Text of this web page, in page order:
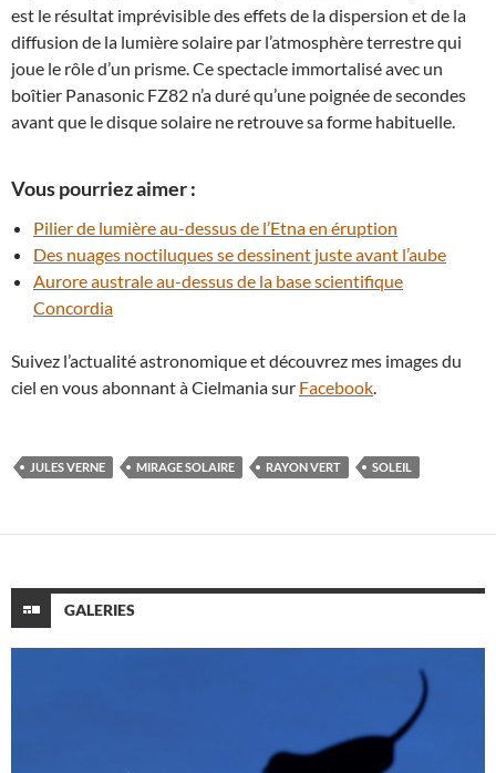
est le résultat imprévisible des effets de la dispersion et de la
diffusion de la lumière solaire par l’atmosphère terrestre qui
joue le rôle d’un prisme. Ce spectacle immortalisé avec un
boîtier Panasonic FZ82 n’a duré qu’une poignée de secondes
avant que le disque solaire ne retrouve sa forme habituelle.
Vous pourriez aimer :
Pilier de lumière au-dessus de l’Etna en éruption
Des nuages noctiluques se dessinent juste avant l’aube
Aurore australe au-dessus de la base scientifique
Concordia
Suivez l’actualité astronomique et découvrez mes images du
ciel en vous abonnant à Cielmania sur Facebook
JULES VERNE MIRAGE SOLAIRE RAYON VERT SOLEIL
GALERIES